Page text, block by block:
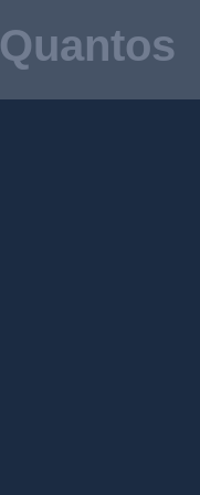
Quantos